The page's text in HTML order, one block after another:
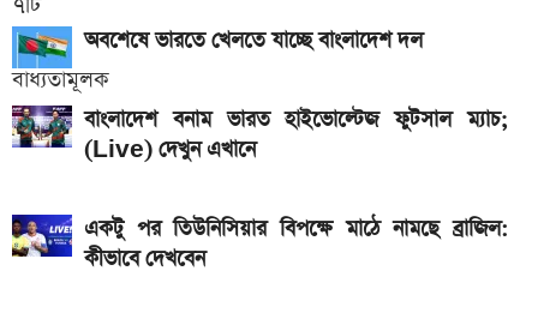
একটু পর শুরু, চেলসি ও জুভেন্টাস ম্যাচ; লাইভ দেখুন এখানে
আজকের স্বর্ণের বাজারদর: ০৬ আগস্ট ২০২৬
গ্যাসের দাম নিয়ে সুখবর, যা জানাল পেট্রোবাংলা
অবশেষে ভারতে খেলতে যাচ্ছে বাংলাদেশ দল
বাংলাদেশ বনাম ভারত হাইভোল্টেজ ফুটসাল ম্যাচ;
(Live) দেখুন এখানে
একটু পর তিউনিসিয়ার বিপক্ষে মাঠে নামছে ব্রাজিল:
কীভাবে দেখবেন